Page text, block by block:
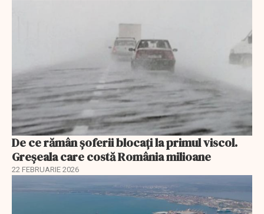
De ce rămân șoferii blocați la primul viscol.
Greșeala care costă România milioane
22 FEBRUARIE 2026